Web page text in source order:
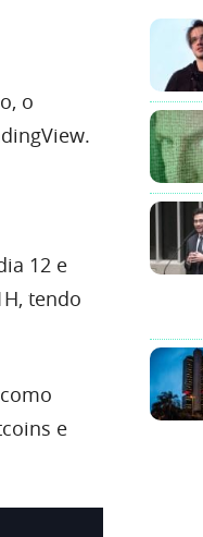
o
12 e
tendo
e